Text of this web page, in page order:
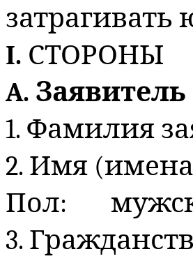
затрагивать
I. СТОРОНЫ
A. Заявитель
1. Фамилия
2. Имя
Пол:
3.